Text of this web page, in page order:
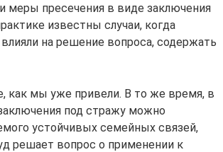
меры пресечения в виде заключения
известны случаи, когда
на решение вопроса, содержать
как мы уже привели. В то же время, в
под стражу можно
устойчивых семейных связей,
решает вопрос о применении к